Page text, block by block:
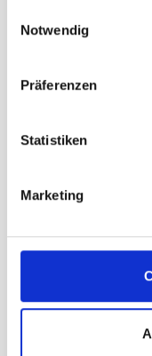
Notwendig
Präferenzen
Statistiken
Marketing
Der neue
Leisten
Höchste